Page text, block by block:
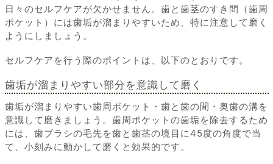
日々のセルフケアが欠かせません。歯と歯茎のすき間（歯周
ポケット）には歯垢が溜まりやすいため、特に注意して磨く
ようにしましょう。
セルフケアを行う際のポイントは、以下のとおりです。
歯垢が溜まりやすい部分を意識して磨く
歯垢が溜まりやすい歯周ポケット・歯と歯の間・奥歯の溝を
意識して磨きましょう。歯周ポケットの歯垢を除去するため
には、歯ブラシの毛先を歯と歯茎の境目に45度の角度で当
て、小刻みに動かして磨くと効果的です。